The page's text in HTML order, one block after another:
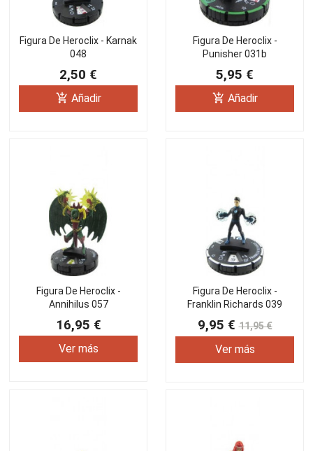
Figura De Heroclix - Karnak
048
2,50 €
add_shopping_cart Añadir
Figura De Heroclix -
Punisher 031b
5,95 €
add_shopping_cart Añadir
Figura De Heroclix -
Annihilus 057
16,95 €
Ver más
Figura De Heroclix -
Franklin Richards 039
9,95 € 11,95 €
Ver más